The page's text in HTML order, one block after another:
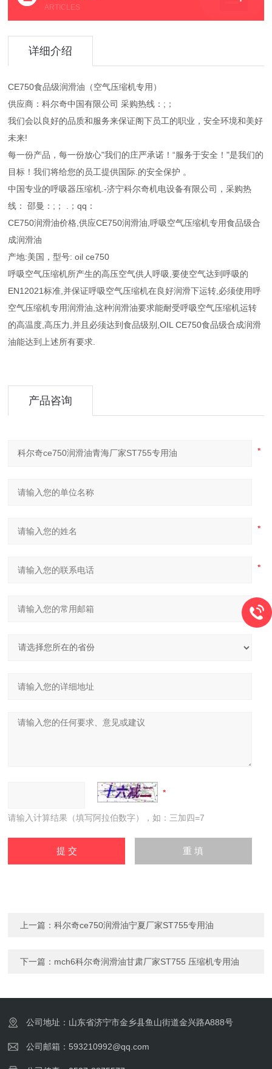
ARTICLES
详细介绍
CE750食品级润滑油（空气压缩机专用）
供应商：科尔奇中国有限公司 采购热线：;；
我们会以良好的品质和服务来保证阁下员工的职业，安全环境和美好
未来!
每一份产品，每一份放心"我们的庄严承诺！“服务于安全！"是我们的
目标！我们将给您的员工提供国际.的安全保护 。
中国专业的呼吸器压缩机.-济宁科尔奇机电设备有限公司，采购热
线： 邵曼：;； .；qq：
CE750润滑油价格,供应CE750润滑油,呼吸空气压缩机专用食品级合
成润滑油
产地:美国，型号: oil ce750
呼吸空气压缩机所产生的高压空气供人呼吸,要使空气达到呼吸的
EN12021标准,并保证呼吸空气压缩机在良好润滑下运转,必须使用呼
空气压缩机专用润滑油,这种润滑油要求能耐受呼吸空气压缩机运转
的高温度,高压力,并且必须达到食品级别,OIL CE750食品级合成润滑
油能达到上述所有要求.
产品咨询
请输入计算结果（填写阿拉伯数字），如：三加四=7
上一篇：科尔奇ce750润滑油宁夏厂家ST755专用油
下一篇： mch6科尔奇润滑油甘肃厂家ST755 压缩机专用油
公司地址：山东省济宁市金乡县鱼山街道金兴路A888号
公司邮箱：593210992@qq.com